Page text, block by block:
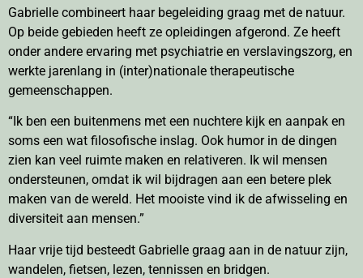
Gabrielle combineert haar begeleiding graag met de natuur.
Op beide gebieden heeft ze opleidingen afgerond. Ze heeft
onder andere ervaring met psychiatrie en verslavingszorg, en
werkte jarenlang in (inter)nationale therapeutische
gemeenschappen.
“Ik ben een buitenmens met een nuchtere kijk en aanpak en
soms een wat filosofische inslag. Ook humor in de dingen
zien kan veel ruimte maken en relativeren. Ik wil mensen
ondersteunen, omdat ik wil bijdragen aan een betere plek
maken van de wereld. Het mooiste vind ik de afwisseling en
diversiteit aan mensen.”
Haar vrije tijd besteedt Gabrielle graag aan in de natuur zijn,
wandelen, fietsen, lezen, tennissen en bridgen.